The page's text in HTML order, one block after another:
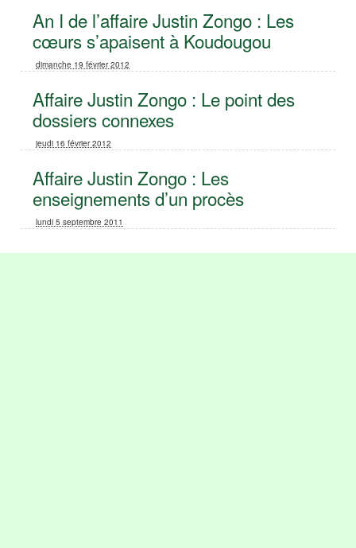
An I de l’affaire Justin Zongo : Les
cœurs s’apaisent à Koudougou
dimanche 19 février 2012
Affaire Justin Zongo : Le point des
dossiers connexes
jeudi 16 février 2012
Affaire Justin Zongo : Les
enseignements d’un procès
lundi 5 septembre 2011